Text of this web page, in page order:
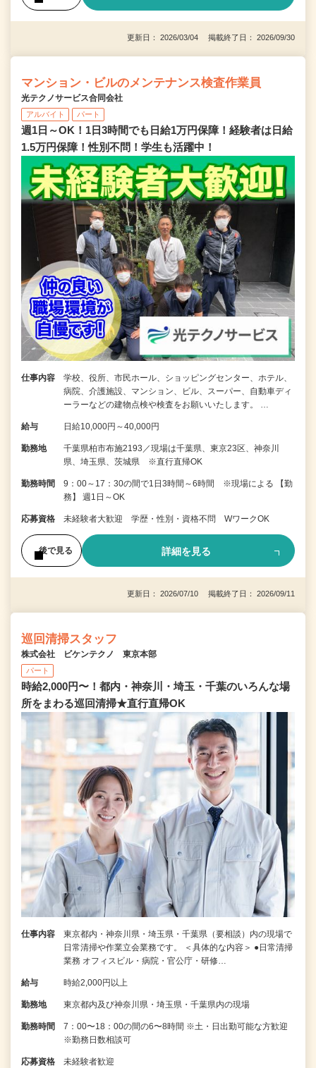
更新日： 2026/03/04 掲載終了日： 2026/09/30
マンション・ビルのメンテナンス検査作業員
光テクノサービス合同会社
アルバイト パート
週1日～OK！1日3時間でも日給1万円保障！経験者は日給
1.5万円保障！性別不問！学生も活躍中！
仕事内容
学校、役所、市民ホール、ショッピングセンター、ホテル、
病院、介護施設、マンション、ビル、スーパー、自動車ディ
ーラーなどの建物点検や検査をお願いいたします。 …
給与 日給10,000円～40,000円
勤務地
千葉県柏市布施2193／現場は千葉県、東京23区、神奈川
県、埼玉県、茨城県 ※直行直帰OK
勤務時間
9：00～17：30の間で1日3時間～6時間 ※現場による 【勤
務】 週1日～OK
応募資格 未経験者大歓迎 学歴・性別・資格不問 WワークOK
後で見る 詳細を見る
更新日： 2026/07/10 掲載終了日： 2026/09/11
巡回清掃スタッフ
株式会社 ビケンテクノ 東京本部
パート
時給2,000円〜！都内・神奈川・埼玉・千葉のいろんな場
所をまわる巡回清掃★直行直帰OK
仕事内容
東京都内・神奈川県・埼玉県・千葉県（要相談）内の現場で
日常清掃や作業立会業務です。 ＜具体的な内容＞ ●日常清掃
業務 オフィスビル・病院・官公庁・研修…
給与 時給2,000円以上
勤務地 東京都内及び神奈川県・埼玉県・千葉県内の現場
勤務時間
7：00〜18：00の間の6〜8時間 ※土・日出勤可能な方歓迎
※勤務日数相談可
応募資格 未経験者歓迎